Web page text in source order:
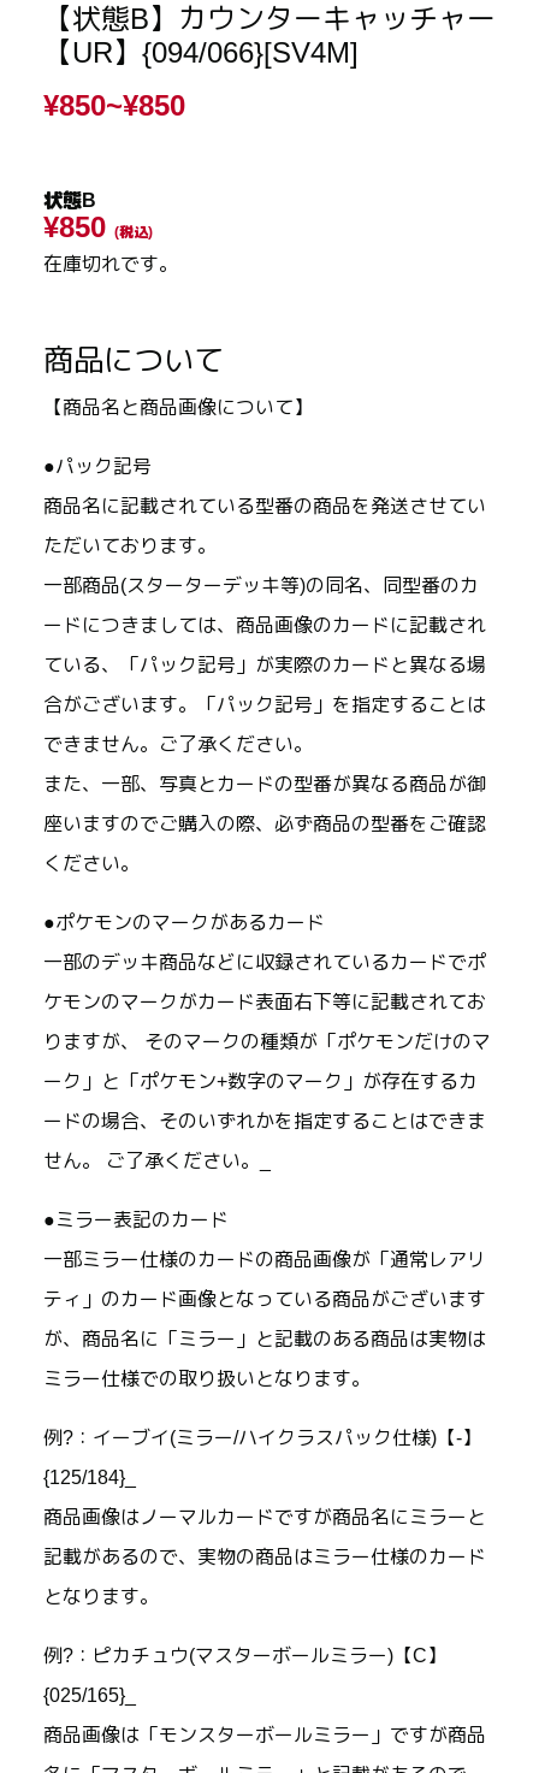
【状態B】カウンターキャッチャー
【UR】{094/066}[SV4M]
¥850~¥850
状態B
¥850 (税込)
在庫切れです。
商品について
【商品名と商品画像について】
●パック記号
商品名に記載されている型番の商品を発送させてい
ただいております。
一部商品(スターターデッキ等)の同名、同型番のカ
ードにつきましては、商品画像のカードに記載され
ている、「パック記号」が実際のカードと異なる場
合がございます。「パック記号」を指定することは
できません。ご了承ください。
また、一部、写真とカードの型番が異なる商品が御
座いますのでご購入の際、必ず商品の型番をご確認
ください。
●ポケモンのマークがあるカード
一部のデッキ商品などに収録されているカードでポ
ケモンのマークがカード表面右下等に記載されてお
りますが、 そのマークの種類が「ポケモンだけのマ
ーク」と「ポケモン+数字のマーク」が存在するカ
ードの場合、そのいずれかを指定することはできま
せん。 ご了承ください。_
●ミラー表記のカード
一部ミラー仕様のカードの商品画像が「通常レアリ
ティ」のカード画像となっている商品がございます
が、商品名に「ミラー」と記載のある商品は実物は
ミラー仕様での取り扱いとなります。
例?：イーブイ(ミラー/ハイクラスパック仕様)【-】
{125/184}_
商品画像はノーマルカードですが商品名にミラーと
記載があるので、実物の商品はミラー仕様のカード
となります。
例?：ピカチュウ(マスターボールミラー)【C】
{025/165}_
商品画像は「モンスターボールミラー」ですが商品